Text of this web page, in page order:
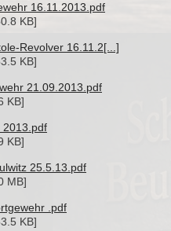
16.11.2013.pdf
KB]
Revolver 16.11.2[...]
KB]
21.09.2013.pdf
KB]
2013.pdf
KB]
25.5.13.pdf
MB]
.pdf
KB]